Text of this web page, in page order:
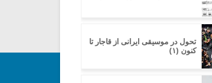
تحول در موسیقی ایرانی از قاجار تا
کنون (۱)